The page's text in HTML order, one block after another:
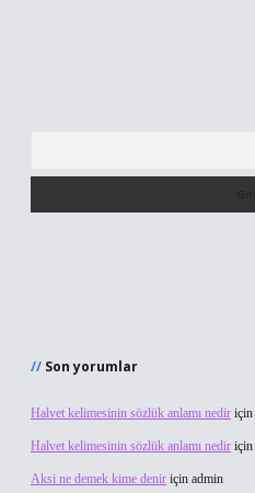
Son yorumlar
Halvet kelimesinin sözlük anlamı nedir için
Halvet kelimesinin sözlük anlamı nedir için
Aksi ne demek kime denir için admin